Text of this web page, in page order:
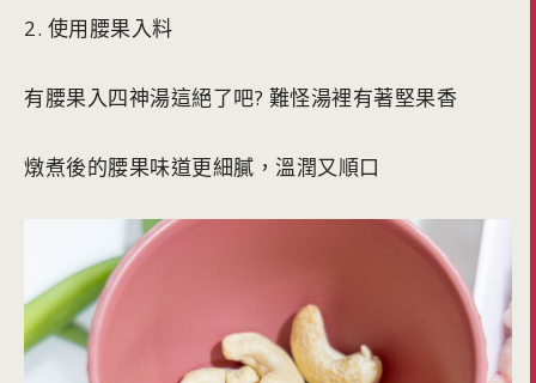
2. 使用腰果入料
有腰果入四神湯這絕了吧? 難怪湯裡有著堅果香
燉煮後的腰果味道更細膩，溫潤又順口